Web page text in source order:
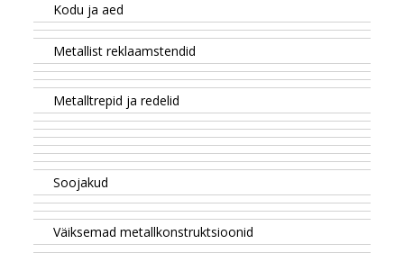
Kodu ja aed
Metallist reklaamstendid
Metalltrepid ja redelid
Soojakud
Väiksemad metallkonstruktsioonid